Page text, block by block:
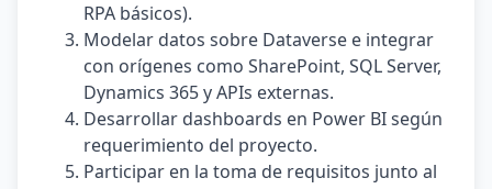
RPA básicos).
Modelar datos sobre Dataverse e integrar
con orígenes como SharePoint, SQL Server,
Dynamics 365 y APIs externas.
Desarrollar dashboards en Power BI según
requerimiento del proyecto.
Participar en la toma de requisitos junto al